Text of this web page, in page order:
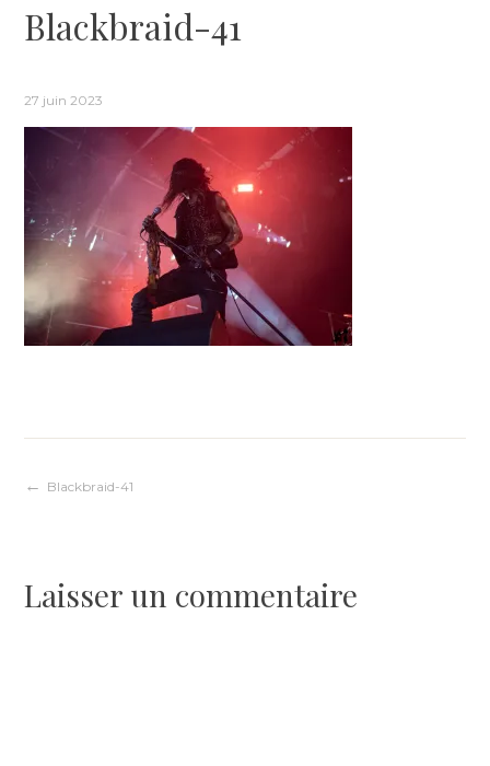
Blackbraid-41
27 juin 2023
Navigation
l’article
Blackbraid-41
Laisser un commentaire